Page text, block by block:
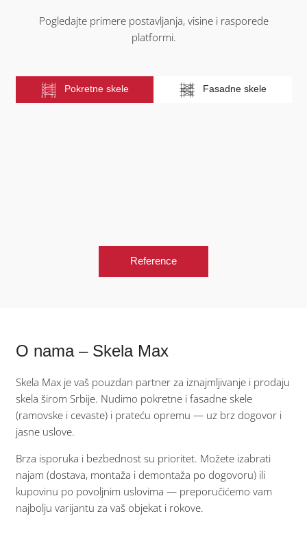
Pogledajte primere postavljanja, visine i rasporede
platformi.
Pokretne skele Fasadne skele
Reference
O nama – Skela Max
Skela Max je vaš pouzdan partner za iznajmljivanje i prodaju
skela širom Srbije. Nudimo pokretne i fasadne skele
(ramovske i cevaste) i prateću opremu — uz brz dogovor i
jasne uslove.
Brza isporuka i bezbednost su prioritet. Možete izabrati
najam (dostava, montaža i demontaža po dogovoru) ili
kupovinu po povoljnim uslovima — preporučićemo vam
najbolju varijantu za vaš objekat i rokove.